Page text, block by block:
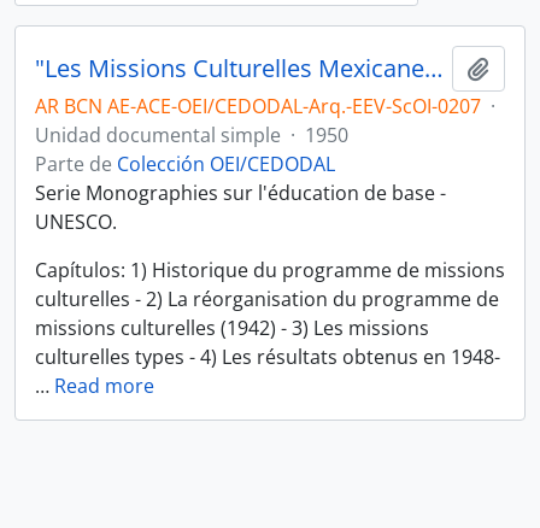
"Les Missions Culturelles Mexicanes" por Lloyd H. Hughes [Libro]
AR BCN AE-ACE-OEI/CEDODAL-Arq.-EEV-ScOI-0207 ·
Unidad documental simple · 1950
Parte de Colección OEI/CEDODAL
Serie Monographies sur l'éducation de base -
UNESCO.
Capítulos: 1) Historique du programme de missions
culturelles - 2) La réorganisation du programme de
missions culturelles (1942) - 3) Les missions
culturelles types - 4) Les résultats obtenus en 1948-
… Read more